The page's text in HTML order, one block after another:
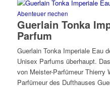
Abenteuer riechen
Guerlain Tonka
Parfum
Guerlain Tonka Imperiale Eau
Unisex Parfums überhaupt.
von Meister-Parfümeur Thierry
Parfümeur des Dufthauses